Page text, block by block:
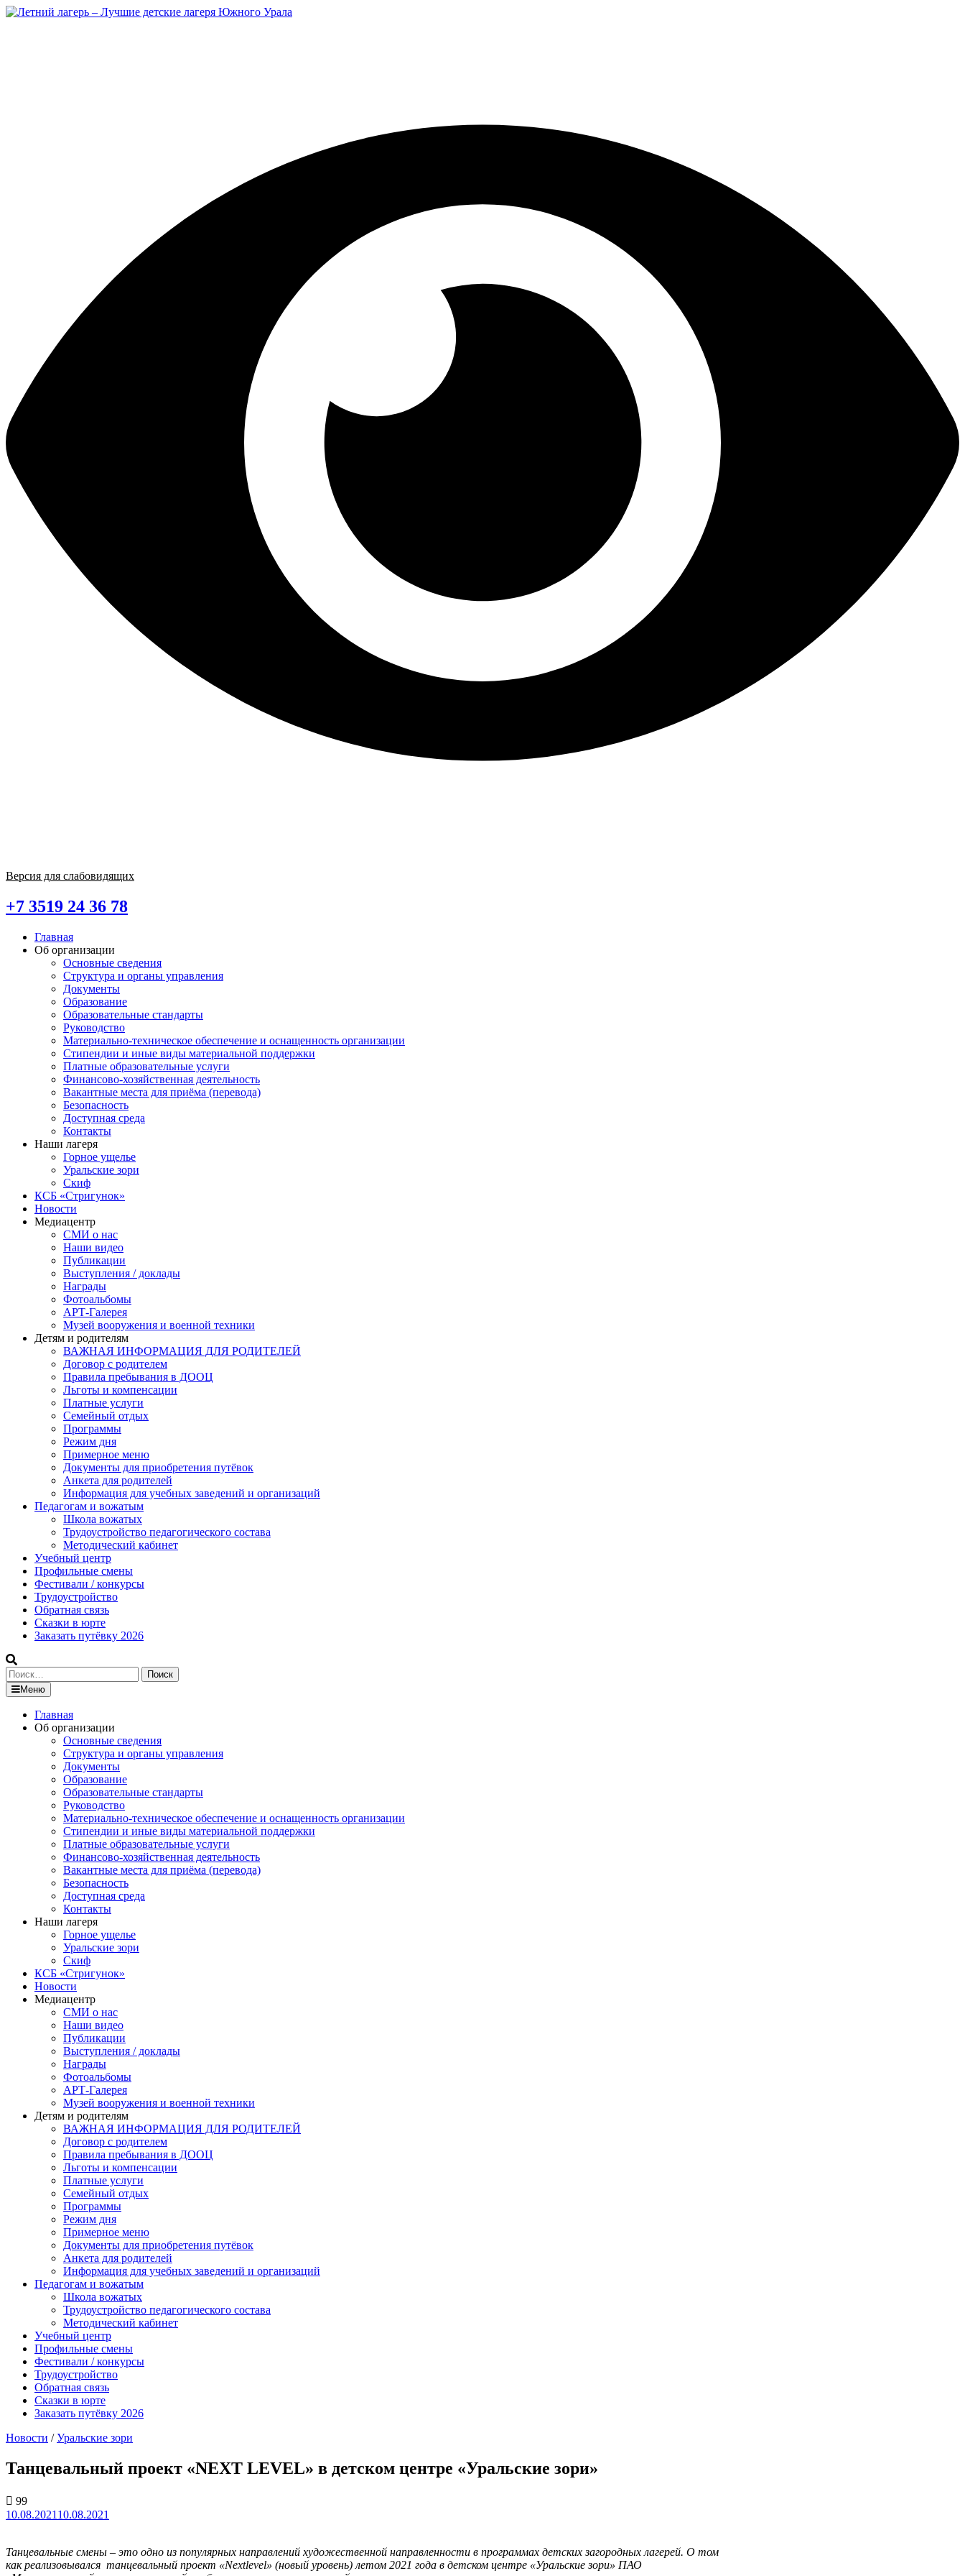
Перейти
Версия для слабовидящих
+7 3519 24 36 78
Главная
Об организации
Основные сведения
Структура и органы управления
Документы
Образование
Образовательные стандарты
Руководство
Материально-техническое обеспечение и оснащенность организации
Стипендии и иные виды материальной поддержки
Платные образовательные услуги
Финансово-хозяйственная деятельность
Вакантные места для приёма (перевода)
Безопасность
Доступная среда
Контакты
Наши лагеря
Горное ущелье
Уральские зори
Скиф
КСБ «Стригунок»
Новости
Медиацентр
СМИ о нас
Наши видео
Публикации
Выступления / доклады
Награды
Фотоальбомы
АРТ-Галерея
Музей вооружения и военной техники
Детям и родителям
ВАЖНАЯ ИНФОРМАЦИЯ ДЛЯ РОДИТЕЛЕЙ
Договор с родителем
Правила пребывания в ДООЦ
Льготы и компенсации
Платные услуги
Семейный отдых
Программы
Режим дня
Примерное меню
Документы для приобретения путёвок
Анкета для родителей
Информация для учебных заведений и организаций
Педагогам и вожатым
Школа вожатых
Трудоустройство педагогического состава
Методический кабинет
Учебный центр
Профильные смены
Фестивали / конкурсы
Трудоустройство
Обратная связь
Сказки в юрте
Заказать путёвку 2026
Найти:
Меню
Главная
Об организации
Основные сведения
Структура и органы управления
Документы
Образование
Образовательные стандарты
Руководство
Материально-техническое обеспечение и оснащенность организации
Стипендии и иные виды материальной поддержки
Платные образовательные услуги
Финансово-хозяйственная деятельность
Вакантные места для приёма (перевода)
Безопасность
Доступная среда
Контакты
Наши лагеря
Горное ущелье
Уральские зори
Скиф
КСБ «Стригунок»
Новости
Медиацентр
СМИ о нас
Наши видео
Публикации
Выступления / доклады
Награды
Фотоальбомы
АРТ-Галерея
Музей вооружения и военной техники
Детям и родителям
ВАЖНАЯ ИНФОРМАЦИЯ ДЛЯ РОДИТЕЛЕЙ
Договор с родителем
Правила пребывания в ДООЦ
Льготы и компенсации
Платные услуги
Семейный отдых
Программы
Режим дня
Примерное меню
Документы для приобретения путёвок
Анкета для родителей
Информация для учебных заведений и организаций
Педагогам и вожатым
Школа вожатых
Трудоустройство педагогического состава
Методический кабинет
Учебный центр
Профильные смены
Фестивали / конкурсы
Трудоустройство
Обратная связь
Сказки в юрте
Заказать путёвку 2026
Новости /Уральские зори
Танцевальный проект «NEXT LEVEL» в детском центре «Уральские зори»
99
10.08.2021 10.08.2021
Танцевальные смены – это одно из популярных направлений художественной направленности в программах детских загородных лагерей. О том
как реализовывался танцевальный проект «Nextlevel» (новый уровень) летом 2021 года в детском центре «Уральские зори» ПАО